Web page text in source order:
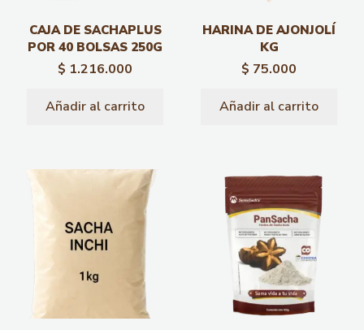
CAJA DE SACHAPLUS
POR 40 BOLSAS 250G
$ 1.216.000
Añadir al carrito
HARINA DE AJONJOLÍ
KG
$ 75.000
Añadir al carrito